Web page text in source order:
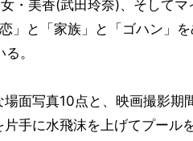
・美香(武田玲奈)、そして
」と「家族」と「ゴハン」
。
面写真10点と、映画撮影期
手に水飛沫を上げてプール